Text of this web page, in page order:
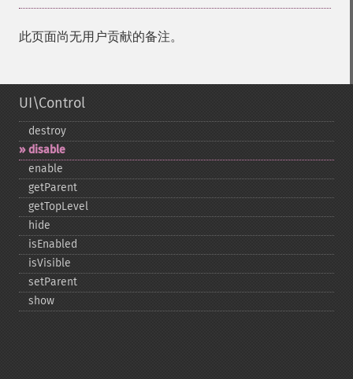
此页面尚无用户贡献的备注。
UI\Control
destroy
disable
enable
getParent
getTopLevel
hide
isEnabled
isVisible
setParent
show